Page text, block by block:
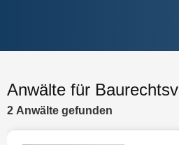
Anwälte für
2 Anwälte gefunden